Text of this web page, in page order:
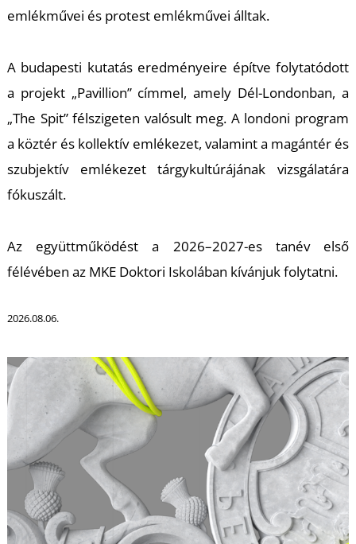
emlékművei és protest emlékművei álltak.
A budapesti kutatás eredményeire építve folytatódott
a projekt „Pavillion” címmel, amely Dél-Londonban, a
„The Spit” félszigeten valósult meg. A londoni program
a köztér és kollektív emlékezet, valamint a magántér és
szubjektív emlékezet tárgykultúrájának vizsgálatára
fókuszált.
Az együttműködést a 2026–2027-es tanév első
félévében az MKE Doktori Iskolában kívánjuk folytatni.
2026.08.06.